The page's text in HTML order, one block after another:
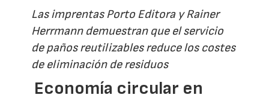
Las imprentas Porto Editora y Rainer
Herrmann demuestran que el servicio
de paños reutilizables reduce los costes
de eliminación de residuos
Economía circular en